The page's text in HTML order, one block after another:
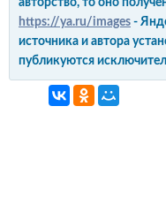
авторство, то оно
https://ya.ru/images -
источника и автора
публикуются